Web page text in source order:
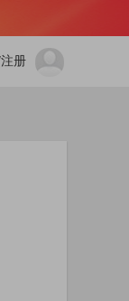
册